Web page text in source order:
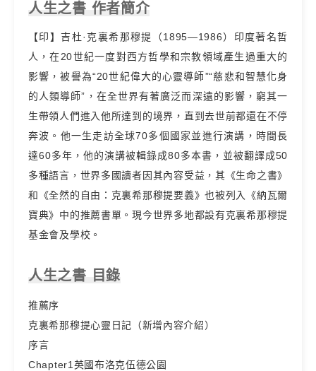
人生之書 作者簡介
【印】吉杜·克裏希那穆提（1895—1986）印度著名哲
人，在20世紀一度對西方哲學和宗教領域產生過重大的
影響，被譽為“20世紀偉大的心靈導師”“慈悲和智慧化身
的人類導師”，在全世界有著廣泛而深遠的影響，窮其一
生帶領人們進入他所達到的境界，直到去世前都還在不停
奔波。他一生走訪全球70多個國家並進行演講，時間長
達60多年，他的演講被輯錄成80多本書，並被翻譯成50
多種語言，世界多國讀者因其內容受益，其《生命之書》
和《全然的自由：克裏希那穆提要義》也被列入《納瓦爾
寶典》中的推薦書單。現今世界多地都設有克裏希那穆提
基金會及學校。
人生之書 目錄
推薦序
克裏希那穆提心靈日記（新增內容介紹）
序言
Chapter1英國布洛克伍德公園